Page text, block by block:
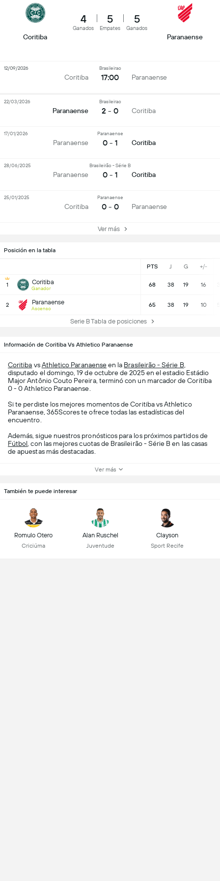
Posición en la tabla
PTS J G +/-
1 Coritiba
Ganador
68 38 19 16
2 Paranaense
Ascenso
65 38 19 10
Serie B Tabla de posiciones
Coritiba
4
Ganados
5
Empates
5
Ganados
Paranaense
Coritiba
Brasileirao
17:00 Paranaense
12/09/2026
Paranaense
Brasileirao
2 - 0 Coritiba
22/03/2026
Paranaense
Paranaense
0 - 1 Coritiba
17/01/2026
Paranaense
Brasileirão - Série B
0 - 1 Coritiba
28/06/2025
Coritiba
Paranaense
0 - 0 Paranaense
25/01/2025
Ver más
Información de Coritiba Vs Athletico Paranaense
Coritiba vsAthletico Paranaenseen la Brasileirão - Série B
disputado el domingo, 19 de octubre de 2025 en el estadio Estádio
Major Antônio Couto Pereira, terminó con un marcador de Coritiba
0 - 0 Athletico Paranaense.
Si te perdiste los mejores momentos de Coritiba vs Athletico
Paranaense, 365Scores te ofrece todas las estadísticas del
encuentro.
Además, sigue nuestros pronósticos para los próximos partidos de
Fútbol , con las mejores cuotas de Brasileirão - Série B en las casas
de apuestas más destacadas.
Ver más
También te puede interesar
Romulo Otero
Criciúma
Alan Ruschel
Juventude
Clayson
Sport Recife